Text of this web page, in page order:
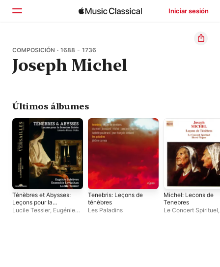
Iniciar sesión
Inicio
Explorar
COMPOSICIÓN · 1688 - 1736
Joseph Michel
Últimos álbumes
Ténèbres et Abysses:
Leçons pour la
Semaine Sainte
Lucile Tessier, Eugénie
Tenebris: Leçons de
ténèbres
Les Paladins
Michel: Lecons de
Tenebres
Le Concert Spirituel,